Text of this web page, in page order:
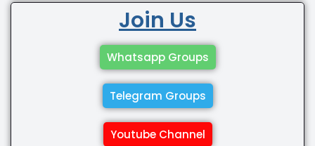
Join Us
Whatsapp Groups
Telegram Groups
Youtube Channel